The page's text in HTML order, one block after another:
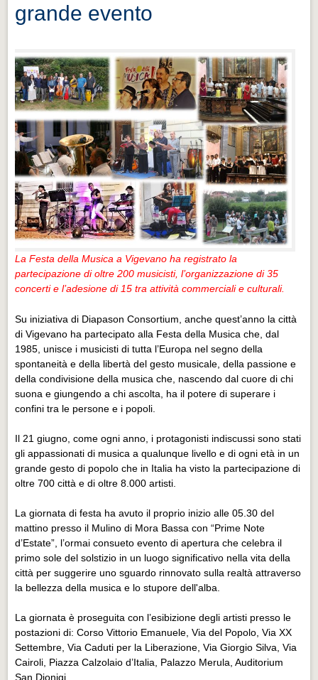
grande evento
La Festa della Musica a Vigevano ha registrato la
partecipazione di oltre 200 musicisti, l’organizzazione di 35
concerti e l’adesione di 15 tra attività commerciali e culturali.
Su iniziativa di Diapason Consortium, anche quest’anno la città
di Vigevano ha partecipato alla Festa della Musica che, dal
1985, unisce i musicisti di tutta l’Europa nel segno della
spontaneità e della libertà del gesto musicale, della passione e
della condivisione della musica che, nascendo dal cuore di chi
suona e giungendo a chi ascolta, ha il potere di superare i
confini tra le persone e i popoli.
Il 21 giugno, come ogni anno, i protagonisti indiscussi sono stati
gli appassionati di musica a qualunque livello e di ogni età in un
grande gesto di popolo che in Italia ha visto la partecipazione di
oltre 700 città e di oltre 8.000 artisti.
La giornata di festa ha avuto il proprio inizio alle 05.30 del
mattino presso il Mulino di Mora Bassa con “Prime Note
d’Estate”, l’ormai consueto evento di apertura che celebra il
primo sole del solstizio in un luogo significativo nella vita della
città per suggerire uno sguardo rinnovato sulla realtà attraverso
la bellezza della musica e lo stupore dell'alba.
La giornata è proseguita con l’esibizione degli artisti presso le
postazioni di: Corso Vittorio Emanuele, Via del Popolo, Via XX
Settembre, Via Caduti per la Liberazione, Via Giorgio Silva, Via
Cairoli, Piazza Calzolaio d’Italia, Palazzo Merula, Auditorium
San Dionigi.